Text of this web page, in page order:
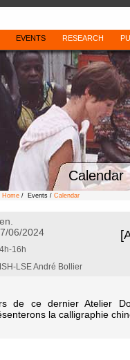
EVENTS RESEARCH
Calendar
Home / Events / Calendar
06/2024
16h
LSE André Bollier
de ce dernier Atelier
la calligraphie